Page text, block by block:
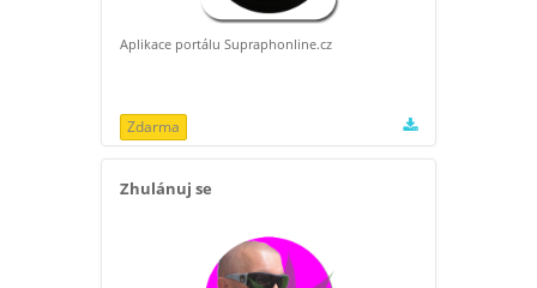
Aplikace portálu Supraphonline.cz
Zdarma
Zhulánuj se